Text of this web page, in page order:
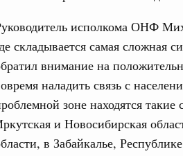
исполкома ОНФ
складывается самая сложная
внимание на
наладить связь с
зоне находятся
и Новосибирская
в Забайкалье,
Благотворительность
поздравила
Правительства Татьяна Голикова
движения «Волонтёры-медики» с
Вчера
городов. Городская среда